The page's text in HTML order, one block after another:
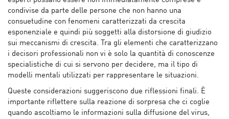
condivise da parte delle persone che non hanno una
consuetudine con fenomeni caratterizzati da crescita
esponenziale e quindi più soggetti alla distorsione di giudizio
sui meccanismi di crescita. Tra gli elementi che caratterizzano
i decisori professionali non vi è solo la quantità di conoscenze
specialistiche di cui si servono per decidere, ma il tipo di
modelli mentali utilizzati per rappresentare le situazioni.
Queste considerazioni suggeriscono due riflessioni finali. È
importante riflettere sulla reazione di sorpresa che ci coglie
quando ascoltiamo le informazioni sulla diffusione del virus,